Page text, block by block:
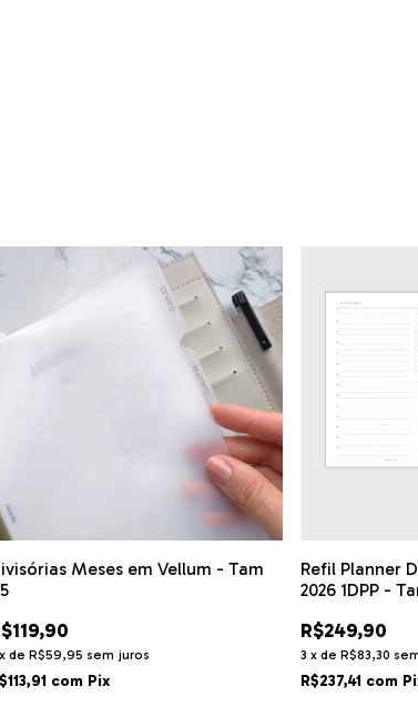
Meses em Vellum - Tam
x de R$59,95 sem juros
com Pix
Refil Planner
2026 1DPP -
R$249,90
3 x de R$83,30
R$237,41 com